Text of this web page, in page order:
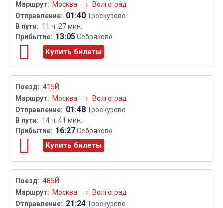
Москва
→ Волгоград
01:40Троекурово
11 ч. 27 мин.
13:05Себряково
Купить билеты
415Й
Москва
→ Волгоград
01:48Троекурово
14 ч. 41 мин.
16:27Себряково
Купить билеты
485Й
Москва
→ Волгоград
21:24Троекурово